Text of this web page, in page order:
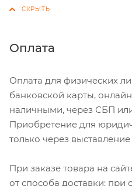
Оплата
Оплата для физических
банковской карты,
наличными, через СБП
Приобретение для
только через выставление
При заказе товара на
от способа доставки: при